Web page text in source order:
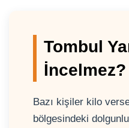
Tombul
İncelmez?
Bazı kişiler kilo
bölgesindeki